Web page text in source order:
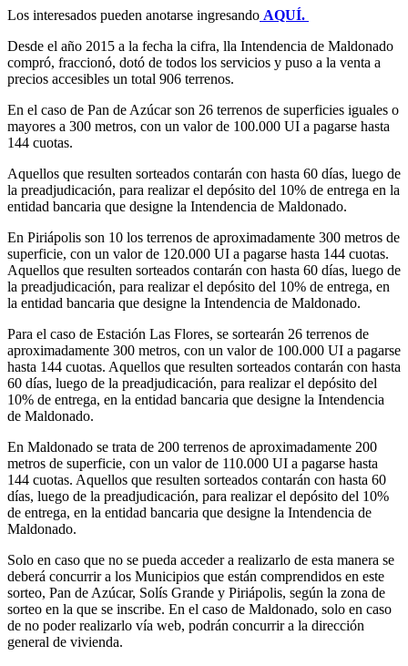
Los interesados pueden anotarse ingresando AQUÍ.
Desde el año 2015 a la fecha la cifra, lla Intendencia de Maldonado
compró, fraccionó, dotó de todos los servicios y puso a la venta a
precios accesibles un total 906 terrenos.
En el caso de Pan de Azúcar son 26 terrenos de superficies iguales o
mayores a 300 metros, con un valor de 100.000 UI a pagarse hasta
144 cuotas.
Aquellos que resulten sorteados contarán con hasta 60 días, luego de
la preadjudicación, para realizar el depósito del 10% de entrega en la
entidad bancaria que designe la Intendencia de Maldonado.
En Piriápolis son 10 los terrenos de aproximadamente 300 metros de
superficie, con un valor de 120.000 UI a pagarse hasta 144 cuotas.
Aquellos que resulten sorteados contarán con hasta 60 días, luego de
la preadjudicación, para realizar el depósito del 10% de entrega, en
la entidad bancaria que designe la Intendencia de Maldonado.
Para el caso de Estación Las Flores, se sortearán 26 terrenos de
aproximadamente 300 metros, con un valor de 100.000 UI a pagarse
hasta 144 cuotas. Aquellos que resulten sorteados contarán con hasta
60 días, luego de la preadjudicación, para realizar el depósito del
10% de entrega, en la entidad bancaria que designe la Intendencia
de Maldonado.
En Maldonado se trata de 200 terrenos de aproximadamente 200
metros de superficie, con un valor de 110.000 UI a pagarse hasta
144 cuotas. Aquellos que resulten sorteados contarán con hasta 60
días, luego de la preadjudicación, para realizar el depósito del 10%
de entrega, en la entidad bancaria que designe la Intendencia de
Maldonado.
Solo en caso que no se pueda acceder a realizarlo de esta manera se
deberá concurrir a los Municipios que están comprendidos en este
sorteo, Pan de Azúcar, Solís Grande y Piriápolis, según la zona de
sorteo en la que se inscribe. En el caso de Maldonado, solo en caso
de no poder realizarlo vía web, podrán concurrir a la dirección
general de vivienda.